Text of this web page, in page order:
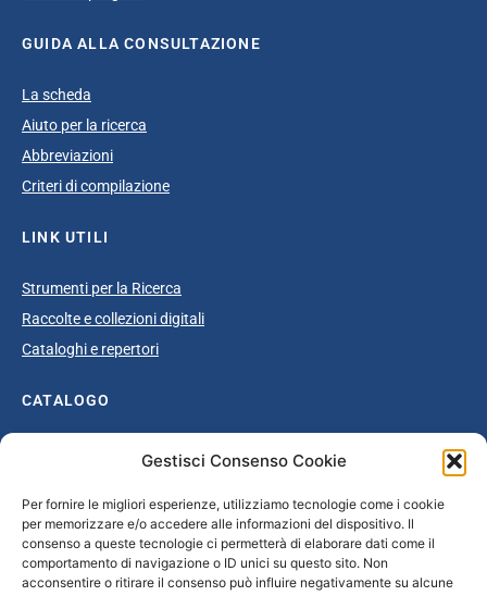
Gestisci Consenso Cookie
Per fornire le migliori esperienze, utilizziamo tecnologie come i cookie
per memorizzare e/o accedere alle informazioni del dispositivo. Il
consenso a queste tecnologie ci permetterà di elaborare dati come il
comportamento di navigazione o ID unici su questo sito. Non
acconsentire o ritirare il consenso può influire negativamente su alcune
GUIDA ALLA CONSULTAZIONE
La scheda
Aiuto per la ricerca
Abbreviazioni
Criteri di compilazione
LINK UTILI
Strumenti per la Ricerca
Raccolte e collezioni digitali
Cataloghi e repertori
CATALOGO
Catalogo completo
Età giolittiana
Grande Guerra e dopoguerra
Fascismo